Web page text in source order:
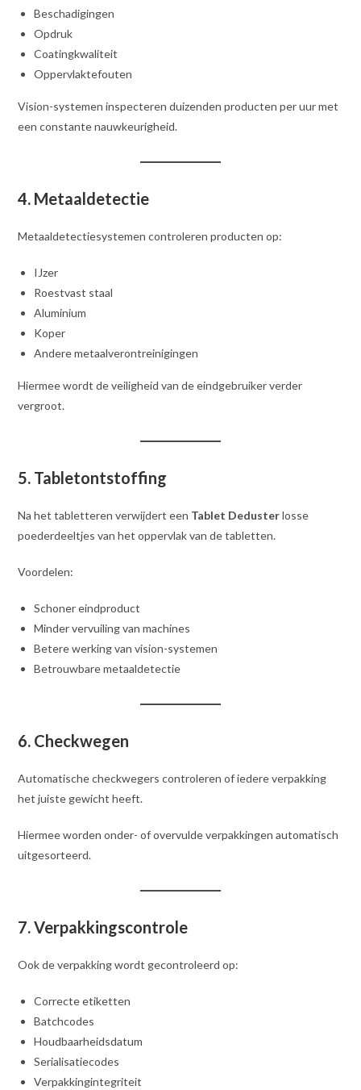
Beschadigingen
Opdruk
Coatingkwaliteit
Oppervlaktefouten
Vision-systemen inspecteren duizenden producten per uur met
een constante nauwkeurigheid.
4. Metaaldetectie
Metaaldetectiesystemen controleren producten op:
IJzer
Roestvast staal
Aluminium
Koper
Andere metaalverontreinigingen
Hiermee wordt de veiligheid van de eindgebruiker verder
vergroot.
5. Tabletontstoffing
Na het tabletteren verwijdert een Tablet Dedusterlosse
poederdeeltjes van het oppervlak van de tabletten.
Voordelen:
Schoner eindproduct
Minder vervuiling van machines
Betere werking van vision-systemen
Betrouwbare metaaldetectie
6. Checkwegen
Automatische checkwegers controleren of iedere verpakking
het juiste gewicht heeft.
Hiermee worden onder- of overvulde verpakkingen automatisch
uitgesorteerd.
7. Verpakkingscontrole
Ook de verpakking wordt gecontroleerd op:
Correcte etiketten
Batchcodes
Houdbaarheidsdatum
Serialisatiecodes
Verpakkingintegriteit